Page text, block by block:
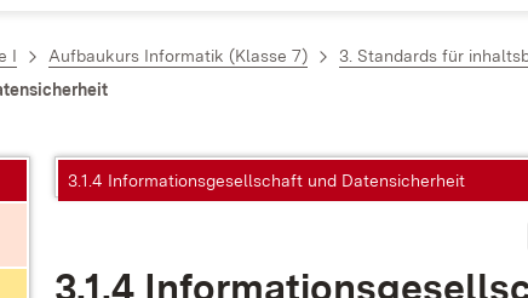
I Aufbaukurs Informatik (Klasse 7) 3. Standards für
3.1.4 Informationsgesellschaft und Datensicherheit
3.1.4